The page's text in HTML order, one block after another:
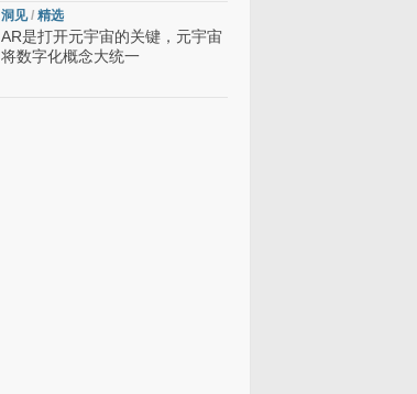
洞见/ 精选
AR是打开元宇宙的关键，元宇宙
将数字化概念大统一